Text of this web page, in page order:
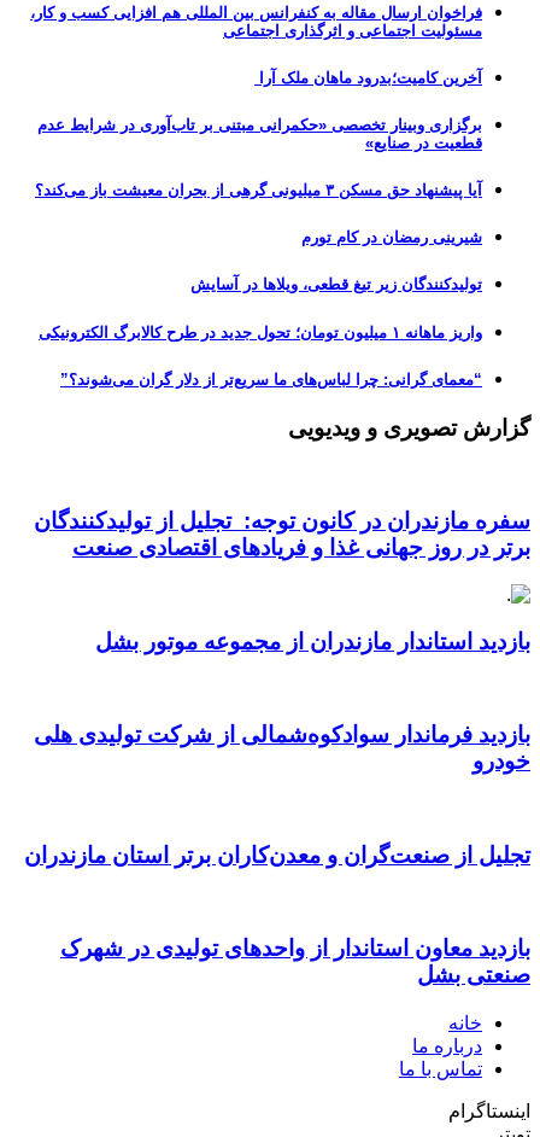
فراخوان ارسال مقاله به کنفرانس بین المللی هم افزایی کسب و کار،
مسئولیت اجتماعی و اثرگذاری اجتماعی
آخرین کامیت؛بدرود ماهان ملک آرا
برگزاری وبینار تخصصی «حکمرانی مبتنی بر تاب‌آوری در شرایط عدم
قطعیت در صنایع»
آیا پیشنهاد حق مسکن ۳ میلیونی گرهی از بحران معیشت باز می‌کند؟
شیرینی رمضان در کام تورم
تولیدکنندگان زیر تیغ قطعی، ویلاها در آسایش
واریز ماهانه ۱ میلیون تومان؛ تحول جدید در طرح کالابرگ الکترونیکی
“معمای گرانی: چرا لباس‌های ما سریع‌تر از دلار گران می‌شوند؟”
گزارش تصویری و ویدیویی
سفره مازندران در کانون توجه: تجلیل از تولیدکنندگان
برتر در روز جهانی غذا و فریادهای اقتصادی صنعت
بازدید استاندار مازندران از مجموعه موتور بشل
بازدید فرماندار سوادکوه‌شمالی از شرکت تولیدی هلی
خودرو
تجلیل از صنعت‌گران و معدن‌کاران برتر استان مازندران
بازدید معاون استاندار از واحدهای تولیدی در شهرک
صنعتی بشل
خانه
درباره ما
تماس با ما
اینستاگرام